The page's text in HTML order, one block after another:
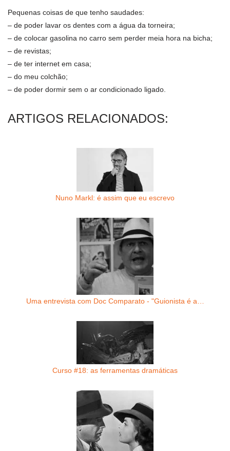
Pequenas coisas de que tenho saudades:
– de poder lavar os dentes com a água da torneira;
– de colocar gasolina no carro sem perder meia hora na bicha;
– de revistas;
– de ter internet em casa;
– do meu colchão;
– de poder dormir sem o ar condicionado ligado.
ARTIGOS RELACIONADOS:
Nuno Markl: é assim que eu escrevo
Uma entrevista com Doc Comparato - "Guionista é a…
Curso #18: as ferramentas dramáticas